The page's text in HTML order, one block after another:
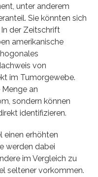
unter anderem
Sie könnten sich
der Zeitschrift
amerikanische
von
im Tumorgewebe.
an
sondern können
identifizieren.
einen erhöhten
werden dabei
im Vergleich zu
seltener vorkommen.